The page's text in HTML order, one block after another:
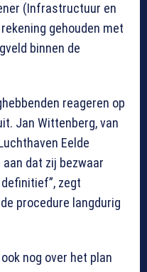
(Infrastructuur en
gehouden met
binnen de
reageren op
Jan Wittenberg, van
Eelde
aan dat zij bezwaar
zegt
procedure langdurig
nog over het plan